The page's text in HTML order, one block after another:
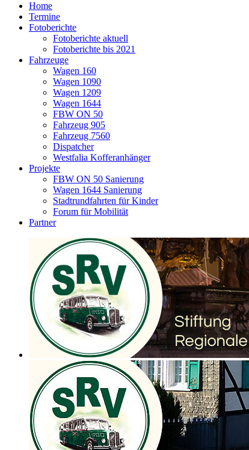
Home
Termine
Fotoberichte
Fotoberichte aktuell
Fotoberichte bis 2021
Fahrzeuge
Wagen 160
Wagen 1090
Wagen 1209
Wagen 1644
FBW ON 50
Fahrzeug 905
Fahrzeug 7560
Dispatcher
Westfalia Kofferanhänger
Projekte
FBW ON 50 Sanierung
Wagen 1644 Sanierung
Stadtrundfahrten für Kinder
Forum für Mobilität
Partner